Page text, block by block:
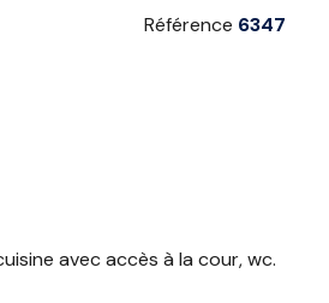
Référence 6347
avec accès à la cour, wc.